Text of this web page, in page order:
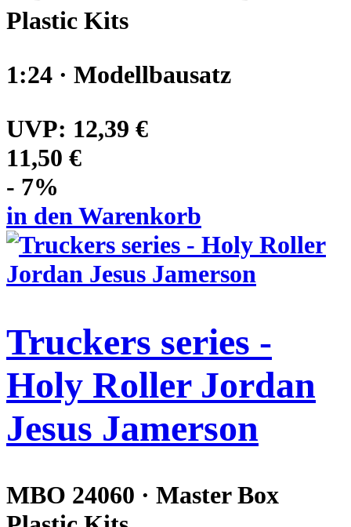
Plastic Kits
1:24 · Modellbausatz
UVP: 12,39 €
11,50 €
- 7%
in den Warenkorb
Truckers series -
Holy Roller Jordan
Jesus Jamerson
MBO 24060 · Master Box